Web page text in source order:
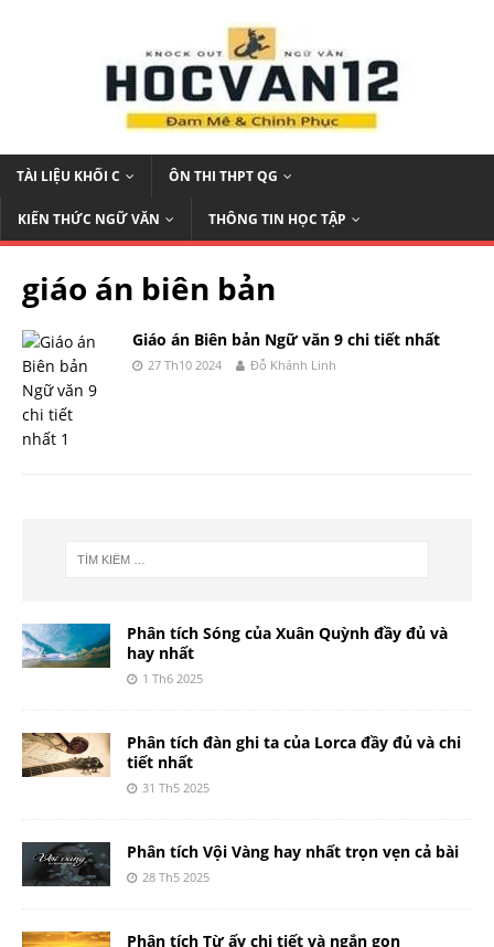
TÀI LIỆU KHỐI C ÔN THI THPT QG
KIẾN THỨC NGỮ VĂN THÔNG TIN HỌC TẬP
giáo án biên bản
Giáo án Biên bản Ngữ văn 9 chi tiết nhất
27 Th10 2024 Đỗ Khánh Linh
Phân tích Sóng của Xuân Quỳnh đầy đủ và
hay nhất
1 Th6 2025
Phân tích đàn ghi ta của Lorca đầy đủ và chi
tiết nhất
31 Th5 2025
Phân tích Vội Vàng hay nhất trọn vẹn cả bài
28 Th5 2025
Phân tích Từ ấy chi tiết và ngắn gọn